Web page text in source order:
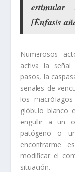
estimular
[Énfasis
Numerosos
activa la señal
pasos, la
señales de
los
glóbulo blanco
engullir a un
patógeno o
encontrarme
modificar el
situación.